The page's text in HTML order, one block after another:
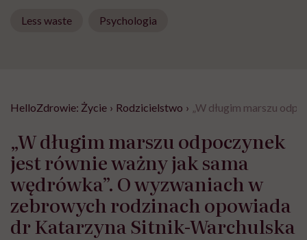
Less waste Psychologia
HelloZdrowie: Życie › Rodzicielstwo › „W długim marszu
„W długim marszu odpoczynek
jest równie ważny jak sama
wędrówka”. O wyzwaniach w
zebrowych rodzinach opowiada
dr Katarzyna Sitnik-Warchulska